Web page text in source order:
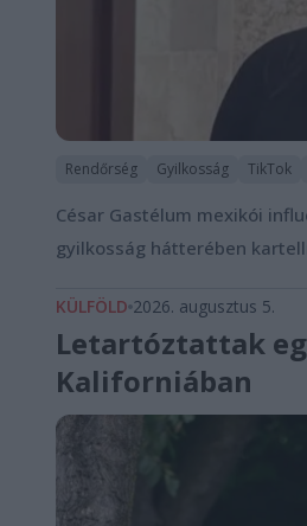
Rendőrség Gyilkosság TikTok
César Gastélum mexikói
gyilkosság hátterében
KÜLFÖLD 2026. augusztus 5.
Letartóztattak
Kaliforniában